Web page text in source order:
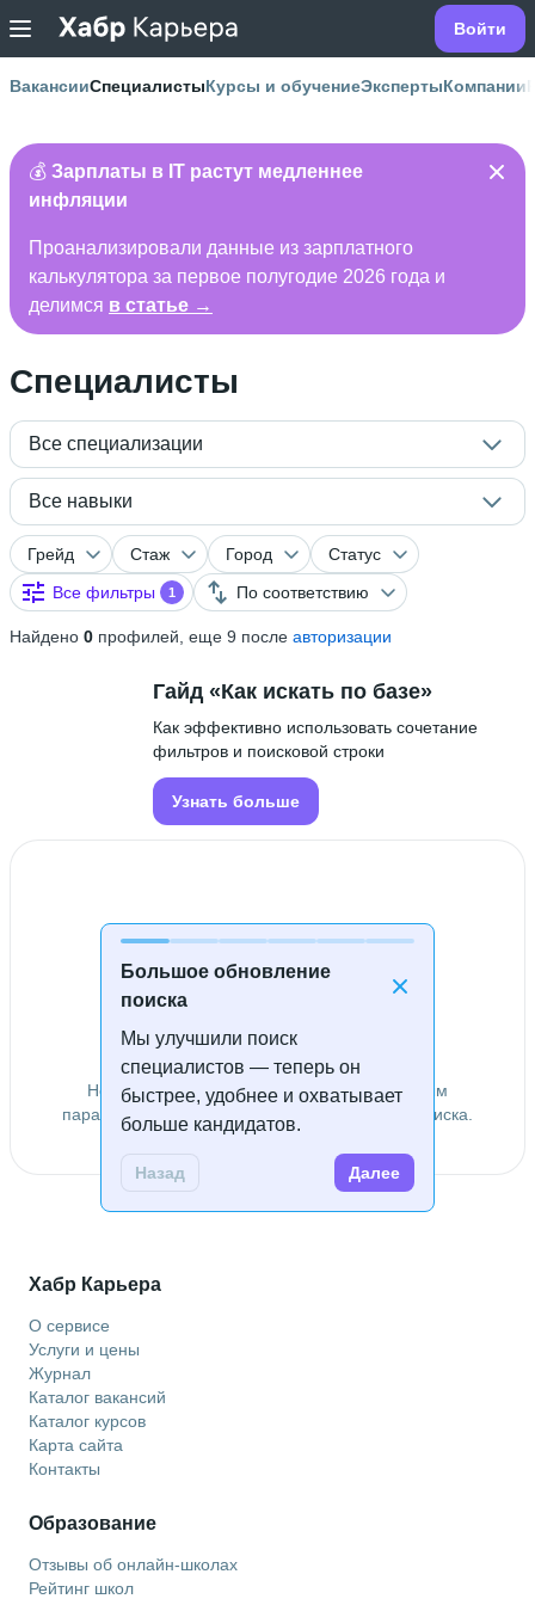
Войти
ВакансииСпециалистыКурсы и обучениеЭкспертыКомпании
💰 Зарплаты в IT растут медленнее
инфляции
Проанализировали данные из зарплатного
калькулятора за первое полугодие 2026 года и
делимся в статье →
Специалисты
Все специализации
Все навыки
Грейд Стаж Город
Статус
Все фильтры
1 По соответствию
Найдено 0 профилей, еще 9 после авторизации
Большое обновление
поиска
Мы улучшили поиск
специалистов — теперь он
быстрее, удобнее и охватывает
больше кандидатов.
Назад Далее
Гайд «Как искать по базе»
Как эффективно использовать сочетание
фильтров и поисковой строки
Узнать больше
Специалисты не найдены
Не удалось найти специалистов по заданным
параметрам. Попробуйте изменить условия поиска.
Хабр Карьера
О сервисе
Услуги и цены
Журнал
Каталог вакансий
Каталог курсов
Карта сайта
Контакты
Образование
Отзывы об онлайн-школах
Рейтинг школ